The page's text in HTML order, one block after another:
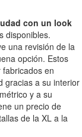
con un look
disponibles.
una revisión de la
opción. Estos
en
gracias a su interior
y a su
un precio de
de la XL a la